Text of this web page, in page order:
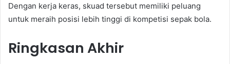
Dengan kerja keras, skuad tersebut memiliki peluang
untuk meraih posisi lebih tinggi di kompetisi sepak bola.
Ringkasan Akhir